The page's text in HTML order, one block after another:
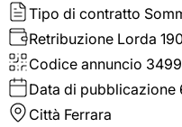
Tipo di contratto
Retribuzione Lorda
Codice annuncio
Data di pubblicazione
Città Ferrara